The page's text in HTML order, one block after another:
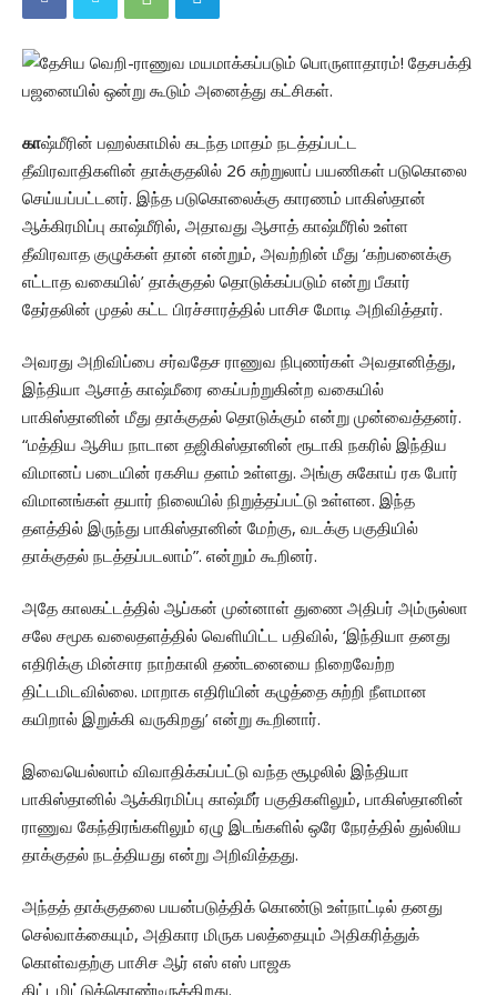
காஷ்மீரின் பஹல்காமில் கடந்த மாதம் நடத்தப்பட்ட
தீவிரவாதிகளின் தாக்குதலில் 26 சுற்றுலாப் பயணிகள் படுகொலை
செய்யப்பட்டனர். இந்த படுகொலைக்கு காரணம் பாகிஸ்தான்
ஆக்கிரமிப்பு காஷ்மீரில், அதாவது ஆசாத் காஷ்மீரில் உள்ள
தீவிரவாத குழுக்கள் தான் என்றும், அவற்றின் மீது ‘கற்பனைக்கு
எட்டாத வகையில்’ தாக்குதல் தொடுக்கப்படும் என்று பீகார்
தேர்தலின் முதல் கட்ட பிரச்சாரத்தில் பாசிச மோடி அறிவித்தார்.
அவரது அறிவிப்பை சர்வதேச ராணுவ நிபுணர்கள் அவதானித்து,
இந்தியா ஆசாத் காஷ்மீரை கைப்பற்றுகின்ற வகையில்
பாகிஸ்தானின் மீது தாக்குதல் தொடுக்கும் என்று முன்வைத்தனர்.
“மத்திய ஆசிய நாடான தஜிகிஸ்தானின் ரூடாகி நகரில் இந்திய
விமானப் படையின் ரகசிய தளம் உள்ளது. அங்கு சுகோய் ரக போர்
விமானங்கள் தயார் நிலையில் நிறுத்தப்பட்டு உள்ளன. இந்த
தளத்தில் இருந்து பாகிஸ்தானின் மேற்கு, வடக்கு பகுதியில்
தாக்குதல் நடத்தப்படலாம்”. என்றும் கூறினர்.
அதே காலகட்டத்தில் ஆப்கன் முன்னாள் துணை அதிபர் அம்ருல்லா
சலே சமூக வலைதளத்தில் வெளியிட்ட பதிவில், ‘இந்தியா தனது
எதிரிக்கு மின்சார நாற்காலி தண்டனையை நிறைவேற்ற
திட்டமிடவில்லை. மாறாக எதிரியின் கழுத்தை சுற்றி நீளமான
கயிறால் இறுக்கி வருகிறது’ என்று கூறினார்.
இவையெல்லாம் விவாதிக்கப்பட்டு வந்த சூழலில் இந்தியா
பாகிஸ்தானில் ஆக்கிரமிப்பு காஷ்மீர் பகுதிகளிலும், பாகிஸ்தானின்
ராணுவ கேந்திரங்களிலும் ஏழு இடங்களில் ஒரே நேரத்தில் துல்லிய
தாக்குதல் நடத்தியது என்று அறிவித்தது.
அந்தத் தாக்குதலை பயன்படுத்திக் கொண்டு உள்நாட்டில் தனது
செல்வாக்கையும், அதிகார மிருக பலத்தையும் அதிகரித்துக்
கொள்வதற்கு பாசிச ஆர் எஸ் எஸ் பாஜக
திட்டமிட்டுக்கொண்டிருக்கிறது.